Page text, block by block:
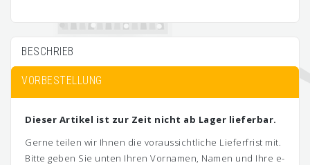
BESCHRIEB
VORBESTELLUNG
Dieser Artikel ist zur Zeit nicht ab Lager lieferbar.
Gerne teilen wir Ihnen die voraussichtliche Lieferfrist mit.
Bitte geben Sie unten Ihren Vornamen, Namen und Ihre e-